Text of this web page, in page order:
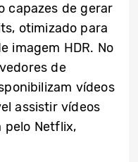
capazes de gerar
otimizado para
imagem HDR. No
de
vídeos
assistir vídeos
pelo Netflix,